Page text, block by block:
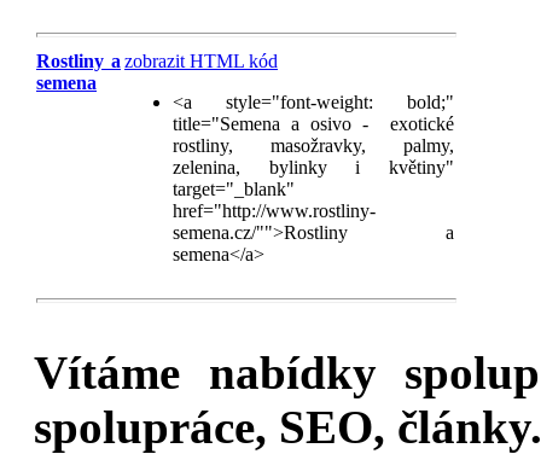
Rostliny a
semena
zobrazit HTML kód
<a style="font-weight: bold;"
title="Semena a osivo - exotické
rostliny, masožravky, palmy,
zelenina, bylinky i květiny"
target="_blank"
href="http://www.rostliny-
semena.cz/"">Rostliny a
semena</a>
Vítáme nabídky
spolupráce, SEO,